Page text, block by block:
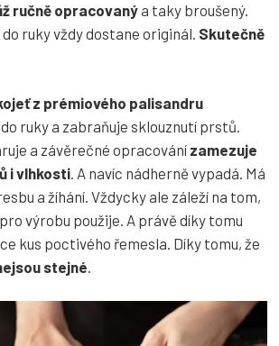
ručně opracovanýa taky broušený.
ruky vždy dostane originál. Skutečně
z prémiového palisandru
ruky a zabraňuje sklouznutí prstů.
a závěrečné opracování zamezuje
i vlhkosti. A navíc nádherně vypadá. Má
a žíhání. Vždycky ale záleží na tom,
výrobu použije. A právě díky tomu
kus poctivého řemesla. Díky tomu, že
stejné.